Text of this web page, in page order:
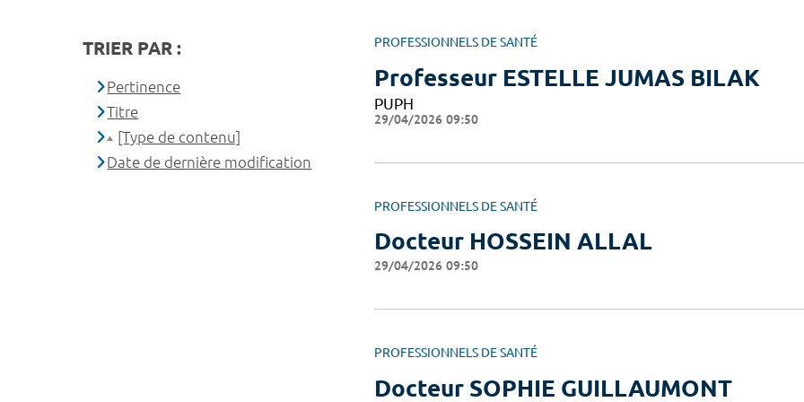
PROFESSIONNELS DE SANTÉ
Professeur ESTELLE JUMAS BILAK
PUPH
29/04/2026 09:50
PROFESSIONNELS DE SANTÉ
Docteur HOSSEIN ALLAL
29/04/2026 09:50
PROFESSIONNELS DE SANTÉ
Docteur SOPHIE GUILLAUMONT
TRIER PAR :
Pertinence
Titre
[Type de contenu]
Date de dernière modification